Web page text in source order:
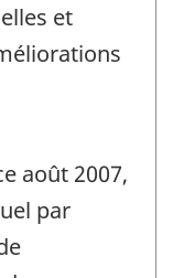
et
août 2007,
par